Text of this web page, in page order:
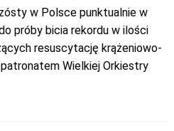
w Polsce punktualnie w
próby bicia rekordu w ilości
resuscytację krążeniowo-
Wielkiej Orkiestry